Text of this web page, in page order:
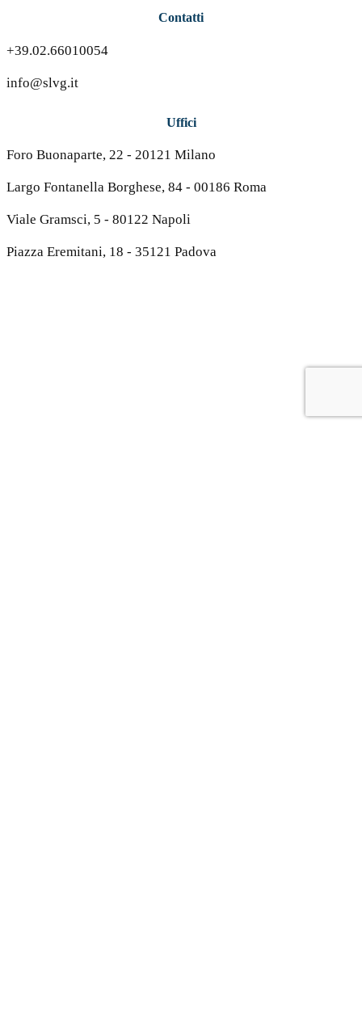
Contatti
+39.02.66010054
info@slvg.it
Uffici
Foro Buonaparte, 22 - 20121 Milano
Largo Fontanella Borghese, 84 - 00186 Roma
Viale Gramsci, 5 - 80122 Napoli
Piazza Eremitani, 18 - 35121 Padova